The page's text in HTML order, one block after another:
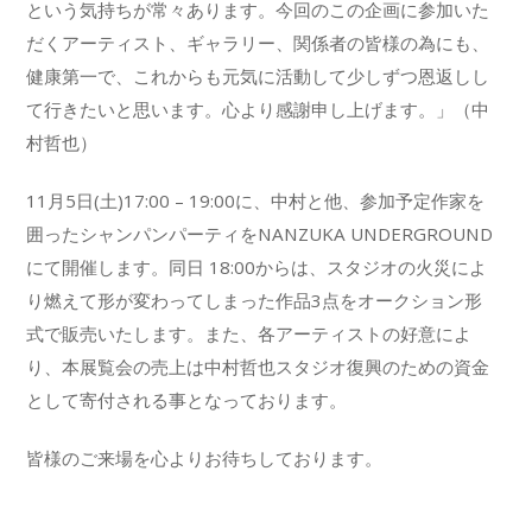
という気持ちが常々あります。今回のこの企画に参加いた
だくアーティスト、ギャラリー、関係者の皆様の為にも、
健康第一で、これからも元気に活動して少しずつ恩返しし
て行きたいと思います。心より感謝申し上げます。」（中
村哲也）
11月5日(土)17:00 – 19:00に、中村と他、参加予定作家を
囲ったシャンパンパーティをNANZUKA UNDERGROUND
にて開催します。同日 18:00からは、スタジオの火災によ
り燃えて形が変わってしまった作品3点をオークション形
式で販売いたします。また、各アーティストの好意によ
り、本展覧会の売上は中村哲也スタジオ復興のための資金
として寄付される事となっております。
皆様のご来場を心よりお待ちしております。